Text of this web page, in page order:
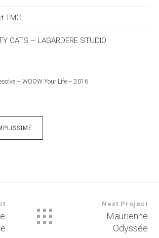
TMC
CATS – LAGARDERE STUDIO
– WOOW Your Life – 2016
Next Project
Maurienne
Odyssée